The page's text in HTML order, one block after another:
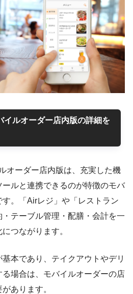
イルオーダー店内版の詳細を
オーダー店内版は、充実した機
ルと連携できるのが特徴のモバ
。「Airレジ」や「レストラン
テーブル管理・配膳・会計を一
つながります。
本であり、テイクアウトやデリ
場合は、モバイルオーダーの店
あります。